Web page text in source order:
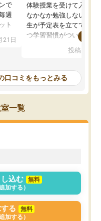
で
週
ト
し
気
上の
験ま
な
21日
体験授業を受けて入塾し
なかなか勉強しない息子
生が予定表を立ててくれ
つ学習習慣がついてきま
指導が無い日も予定表
問できるのでとても助か
投稿日：
口コミをもっとみる
一覧
込む
無料
加する）
る
無料
加する）